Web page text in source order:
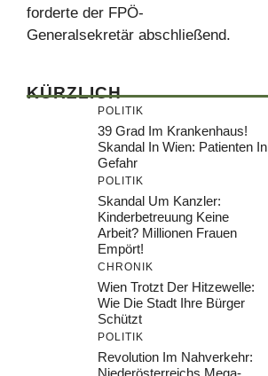
forderte der FPÖ-
Generalsekretär abschließend.
KÜRZLICH
POLITIK
39 Grad Im Krankenhaus!
Skandal In Wien: Patienten In
Gefahr
POLITIK
Skandal Um Kanzler:
Kinderbetreuung Keine
Arbeit? Millionen Frauen
Empört!
CHRONIK
Wien Trotzt Der Hitzewelle:
Wie Die Stadt Ihre Bürger
Schützt
POLITIK
Revolution Im Nahverkehr:
Niederösterreichs Mega-